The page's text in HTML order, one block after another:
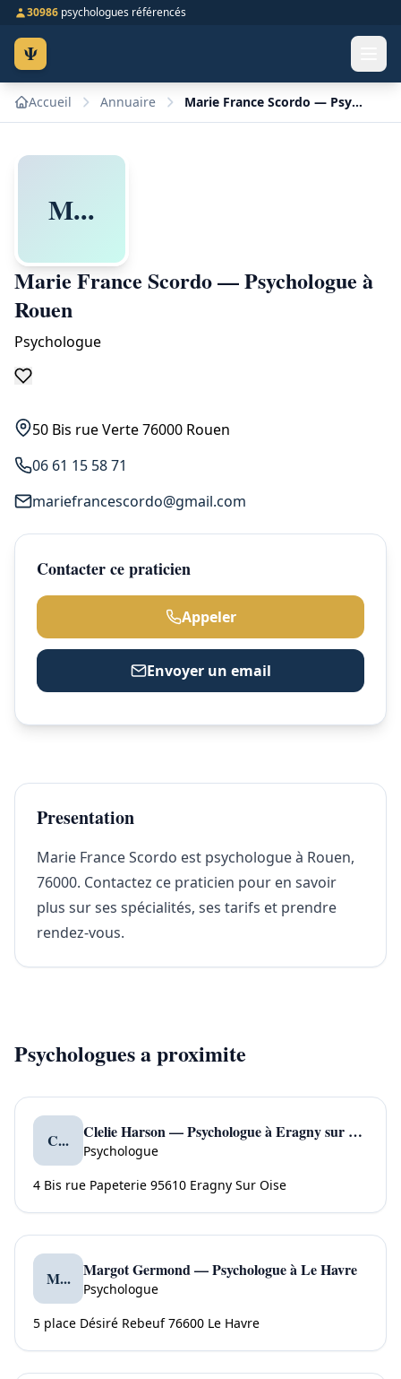
30986 psychologues référencés
Ψ
Accueil Annuaire Marie France Scordo — Psychologue à Rouen
M...
Marie France Scordo — Psychologue à
Rouen
Psychologue
50 Bis rue Verte 76000 Rouen
06 61 15 58 71
mariefrancescordo@gmail.com
Contacter ce praticien
Appeler
Envoyer un email
Presentation
Marie France Scordo est psychologue à Rouen,
76000. Contactez ce praticien pour en savoir
plus sur ses spécialités, ses tarifs et prendre
rendez-vous.
Psychologues a proximite
C... Clelie Harson — Psychologue à Eragny sur Oise
Psychologue
4 Bis rue Papeterie 95610 Eragny Sur Oise
M... Margot Germond — Psychologue à Le Havre
Psychologue
5 place Désiré Rebeuf 76600 Le Havre